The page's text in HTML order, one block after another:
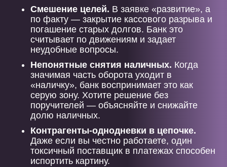
Смешение целей. В заявке «развитие», а
по факту — закрытие кассового разрыва и
погашение старых долгов. Банк это
считывает по движениям и задает
неудобные вопросы.
Непонятные снятия наличных. Когда
значимая часть оборота уходит в
«наличку», банк воспринимает это как
серую зону. Хотите решение без
поручителей — объясняйте и снижайте
долю наличных.
Контрагенты-однодневки в цепочке.
Даже если вы честно работаете, один
токсичный поставщик в платежах способен
испортить картину.